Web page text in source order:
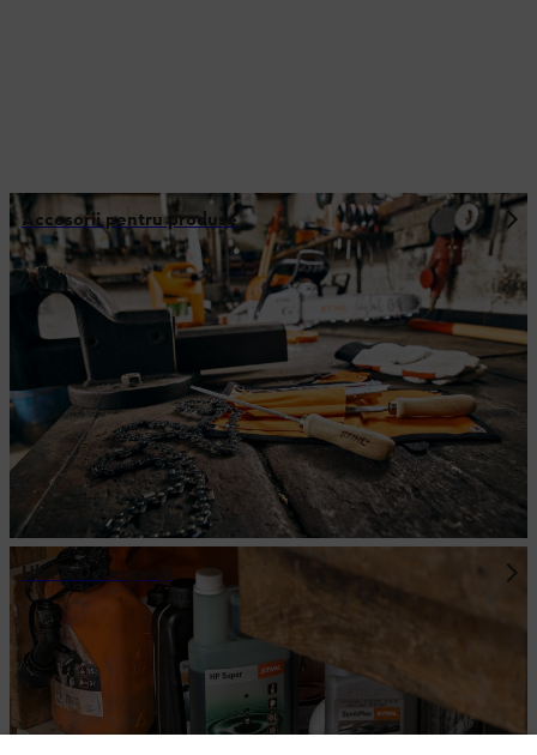
Accesorii pentru produse
Ulei & Detergenţi